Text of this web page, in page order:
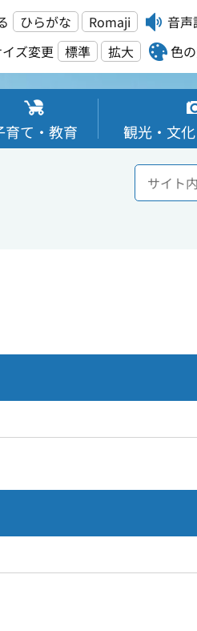
ひらがな Romaji 音声
ズ変更
標準 拡大 色
育て・教育 観光・文